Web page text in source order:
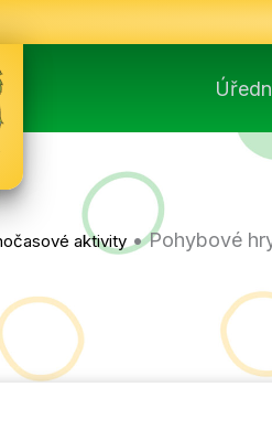
aktivity •Pohybové